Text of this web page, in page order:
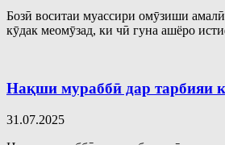
Бозӣ воситаи муассири омӯзиши
кӯдак меомӯзад, ки чӣ гуна ашёро
Нақши мураббӣ дар тарбияи
31.07.2025